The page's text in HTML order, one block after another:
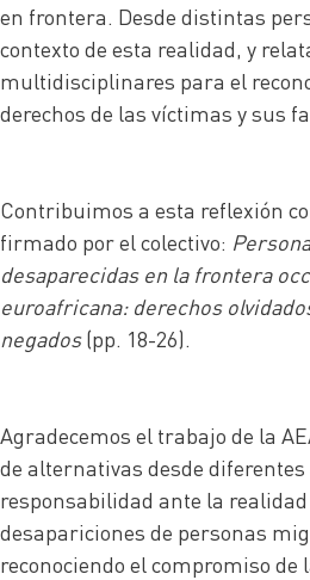
en frontera. Desde distintas
contexto de esta realidad, y
multidisciplinares para el
derechos de las víctimas y sus
Contribuimos a esta reflexión
firmado por el colectivo:
desaparecidas en la frontera
euroafricana: derechos
negados(pp. 18-26).
Agradecemos el trabajo de la
de alternativas desde
responsabilidad ante la
desapariciones de personas
reconociendo el compromiso de